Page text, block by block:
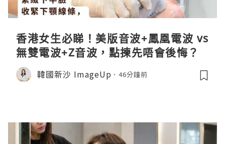
香港女生必睇！美版音波+鳳凰電波 vs
無雙電波+Z音波，點揀先唔會後悔？
韓國新沙 ImageUp 46分鐘前